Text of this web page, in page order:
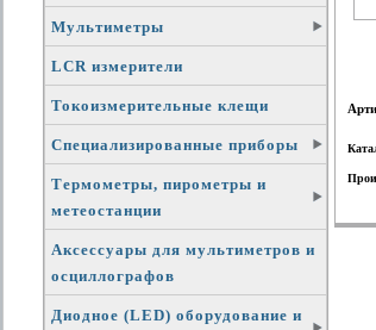
Мультиметры
LCR измерители
Токоизмерительные клещи
Специализированные приборы
Термометры, пирометры и
метеостанции
Аксессуары для мультиметров и
осциллографов
Диодное (LED) оборудование и